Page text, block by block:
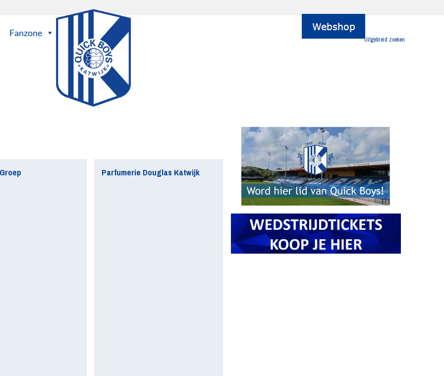
Fanzone
Uitgebreid zoeken
Parfumerie Douglas Katwijk